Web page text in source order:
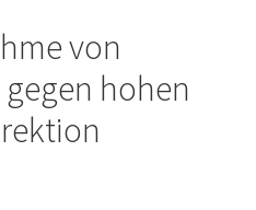
von
hohen